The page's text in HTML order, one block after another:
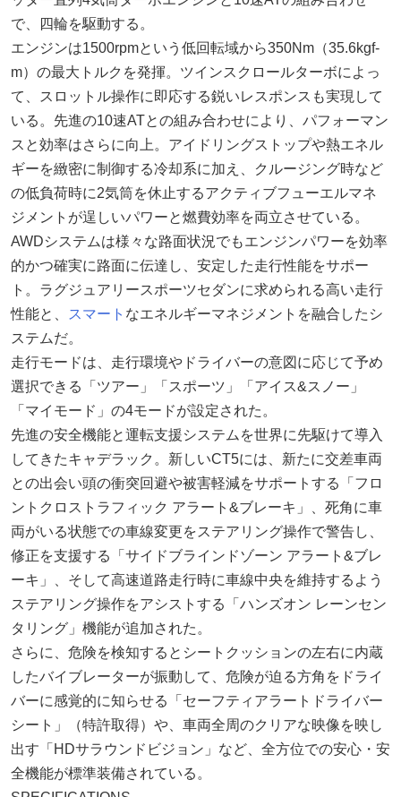
で、四輪を駆動する。
エンジンは1500rpmという低回転域から350Nm（35.6kgf-
m）の最大トルクを発揮。ツインスクロールターボによっ
て、スロットル操作に即応する鋭いレスポンスも実現して
いる。先進の10速ATとの組み合わせにより、パフォーマン
スと効率はさらに向上。アイドリングストップや熱エネル
ギーを緻密に制御する冷却系に加え、クルージング時など
の低負荷時に2気筒を休止するアクティブフューエルマネ
ジメントが逞しいパワーと燃費効率を両立させている。
AWDシステムは様々な路面状況でもエンジンパワーを効率
的かつ確実に路面に伝達し、安定した走行性能をサポー
ト。ラグジュアリースポーツセダンに求められる高い走行
性能と、
スマート なエネルギーマネジメントを融合したシ
ステムだ。
走行モードは、走行環境やドライバーの意図に応じて予め
選択できる「ツアー」「スポーツ」「アイス&スノー」
「マイモード」の4モードが設定された。
先進の安全機能と運転支援システムを世界に先駆けて導入
してきたキャデラック。新しいCT5には、新たに交差車両
との出会い頭の衝突回避や被害軽減をサポートする「フロ
ントクロストラフィック アラート&ブレーキ」、死角に車
両がいる状態での車線変更をステアリング操作で警告し、
修正を支援する「サイドブラインドゾーン アラート&ブレ
ーキ」、そして高速道路走行時に車線中央を維持するよう
ステアリング操作をアシストする「ハンズオン レーンセン
タリング」機能が追加された。
さらに、危険を検知するとシートクッションの左右に内蔵
したバイブレーターが振動して、危険が迫る方角をドライ
バーに感覚的に知らせる「セーフティアラートドライバー
シート」（特許取得）や、車両全周のクリアな映像を映し
出す「HDサラウンドビジョン」など、全方位での安心・安
全機能が標準装備されている。